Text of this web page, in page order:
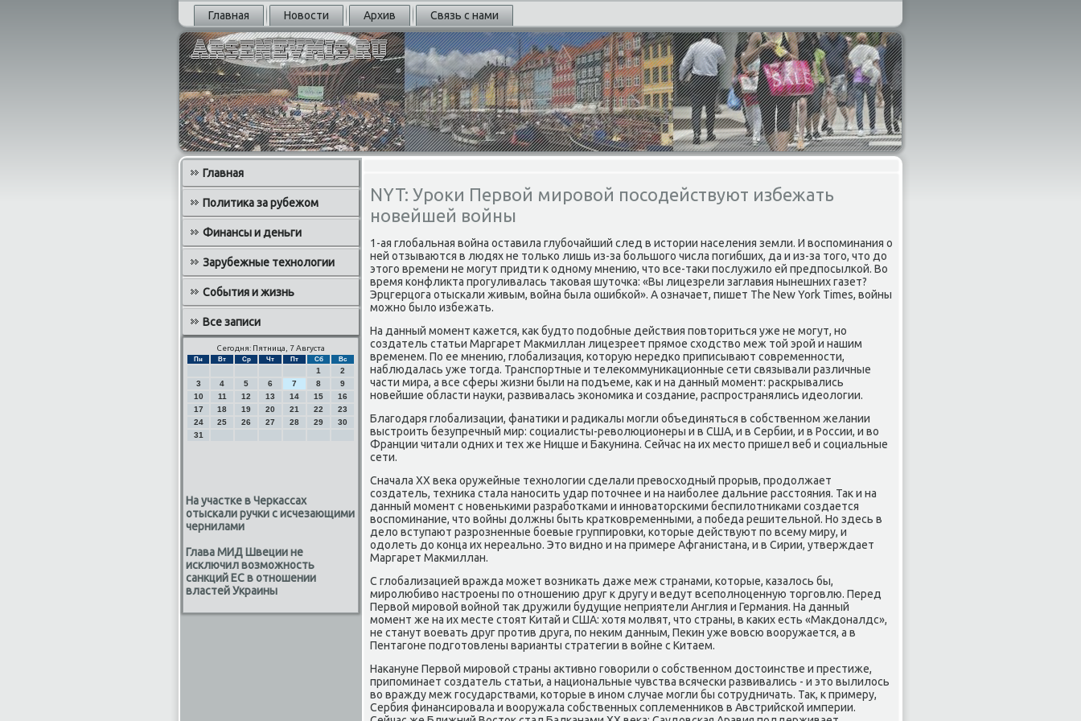
Главная Новости Архив Связь с нами
Главная
Политика за рубежом
Финансы и деньги
Зарубежные технологии
События и жизнь
Все записи
Сегодня: Пятница, 7 Августа
Пн Вт Ср Чт Пт Сб Вс
1
2
3
4 5 6 7 8
9
10
11 12 13 14 15
16
17
18 19 20 21 22
23
24
25 26 27 28 29
30
31
На участке в Черкассах
отыскали ручки с исчезающими
чернилами
Глава МИД Швеции не
исключил возможность
санкций ЕС в отношении
властей Украины
NYT: Уроки Первой мировой посодействуют избежать
новейшей войны
1-ая глобальная война оставила глубочайший след в истории населения земли. И воспоминания о
ней отзываются в людях не только лишь из-за большого числа погибших, да и из-за того, что до
этого времени не могут придти к одному мнению, что все-таки послужило ей предпосылкой. Во
время конфликта прогуливалась таковая шуточка: «Вы лицезрели заглавия нынешних газет?
Эрцгерцога отыскали живым, война была ошибкой». А означает, пишет The New York Times, войны
можно было избежать.
На данный момент кажется, как будто подобные действия повториться уже не могут, но
создатель статьи Маргарет Макмиллан лицезреет прямое сходство меж той эрой и нашим
временем. По ее мнению, глобализация, которую нередко приписывают современности,
наблюдалась уже тогда. Транспортные и телекоммуникационные сети связывали различные
части мира, а все сферы жизни были на подъеме, как и на данный момент: раскрывались
новейшие области науки, развивалась экономика и создание, распространялись идеологии.
Благодаря глобализации, фанатики и радикалы могли объединяться в собственном желании
выстроить безупречный мир: социалисты-революционеры и в США, и в Сербии, и в России, и во
Франции читали одних и тех же Ницше и Бакунина. Сейчас на их место пришел веб и социальные
сети.
Сначала XX века оружейные технологии сделали превосходный прорыв, продолжает
создатель, техника стала наносить удар поточнее и на наиболее дальние расстояния. Так и на
данный момент с новенькими разработками и инноваторскими беспилотниками создается
воспоминание, что войны должны быть кратковременными, а победа решительной. Но здесь в
дело вступают разрозненные боевые группировки, которые действуют по всему миру, и
одолеть до конца их нереально. Это видно и на примере Афганистана, и в Сирии, утверждает
Маргарет Макмиллан.
С глобализацией вражда может возникать даже меж странами, которые, казалось бы,
миролюбиво настроены по отношению друг к другу и ведут всеполноценную торговлю. Перед
Первой мировой войной так дружили будущие неприятели Англия и Германия. На данный
момент же на их месте стоят Китай и США: хотя молвят, что страны, в каких есть «Макдоналдс»,
не станут воевать друг против друга, по неким данным, Пекин уже вовсю вооружается, а в
Пентагоне подготовлены варианты стратегии в войне с Китаем.
Накануне Первой мировой страны активно говорили о собственном достоинстве и престиже,
припоминает создатель статьи, а национальные чувства всячески развивались - и это вылилось
во вражду меж государствами, которые в ином случае могли бы сотрудничать. Так, к примеру,
Сербия финансировала и вооружала собственных соплеменников в Австрийской империи.